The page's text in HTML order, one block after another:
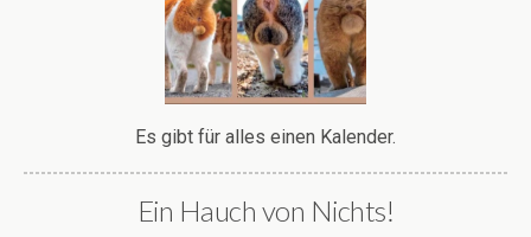
Es gibt für alles einen Kalender.
Ein Hauch von Nichts!